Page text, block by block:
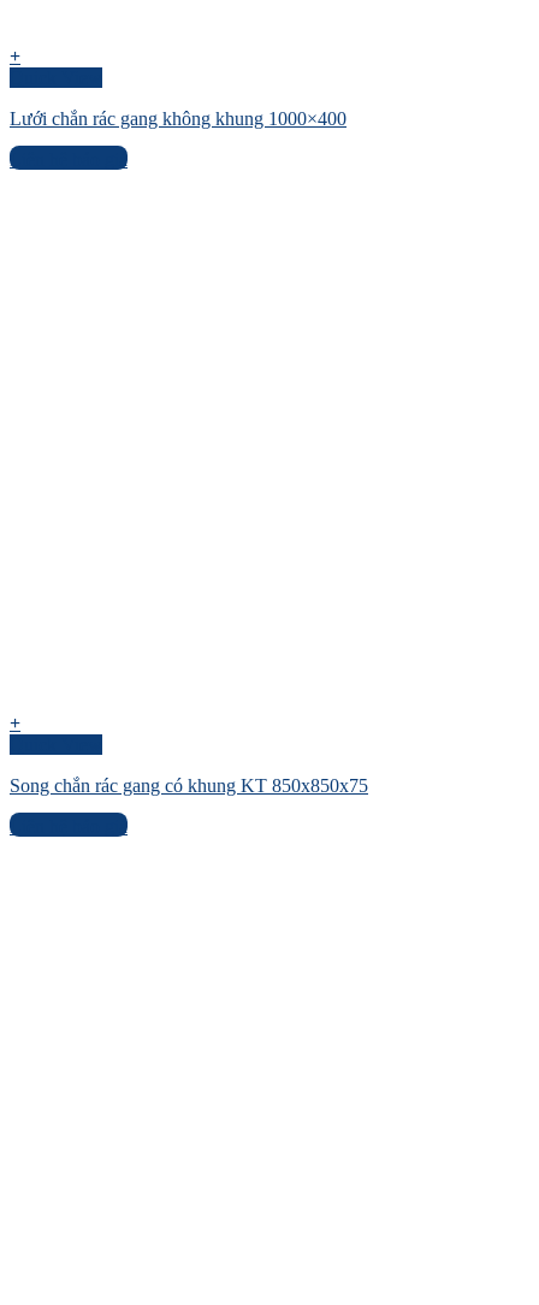
+
Lưới chắn rác gang không khung 1000×400
Liên hệ báo giá
+
Song chắn rác gang có khung KT 850x850x75
Liên hệ báo giá